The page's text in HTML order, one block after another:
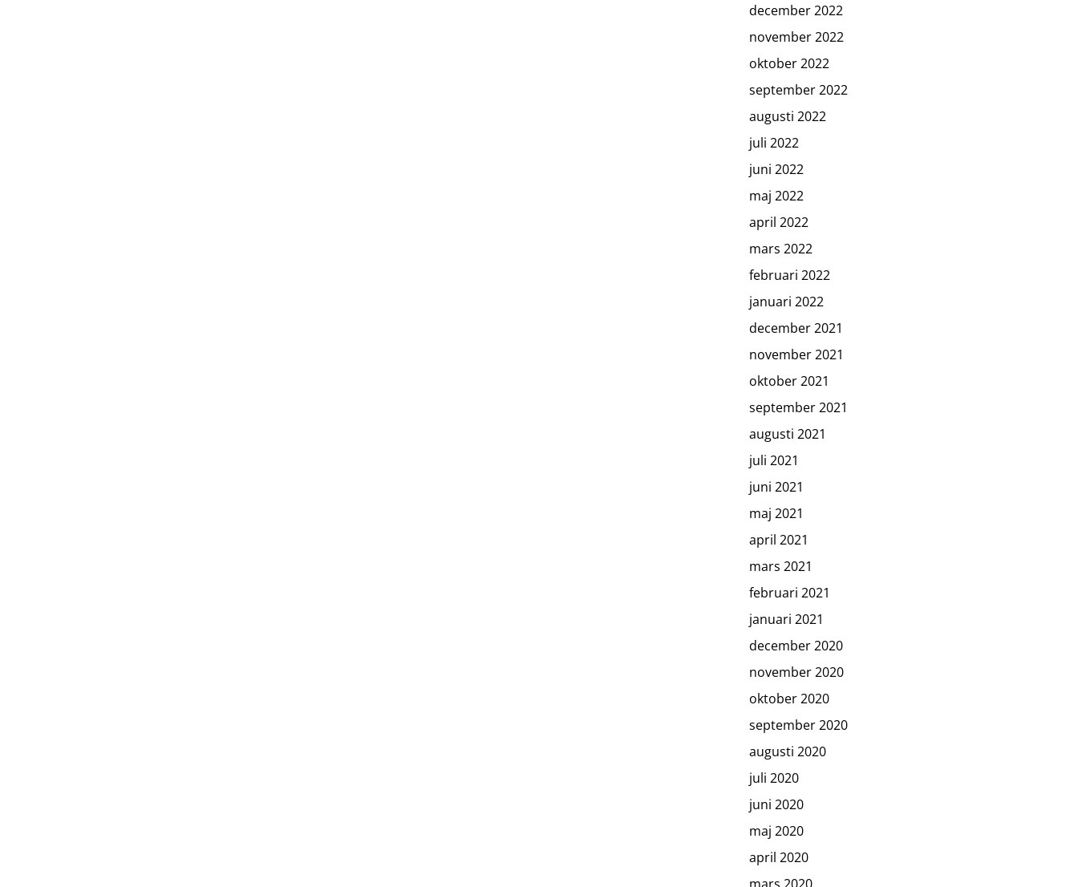
december 2022
november 2022
oktober 2022
september 2022
augusti 2022
juli 2022
juni 2022
maj 2022
april 2022
mars 2022
februari 2022
januari 2022
december 2021
november 2021
oktober 2021
september 2021
augusti 2021
juli 2021
juni 2021
maj 2021
april 2021
mars 2021
februari 2021
januari 2021
december 2020
november 2020
oktober 2020
september 2020
augusti 2020
juli 2020
juni 2020
maj 2020
april 2020